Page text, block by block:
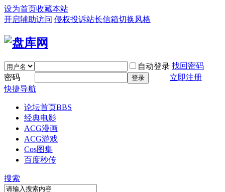
设为首页收藏本站
开启辅助访问 侵权投诉站长信箱切换风格
自动登录 找回密码
密码
登录
立即注册
快捷导航
论坛首页BBS
经典电影
ACG漫画
ACG游戏
Cos图集
百度秒传
搜索